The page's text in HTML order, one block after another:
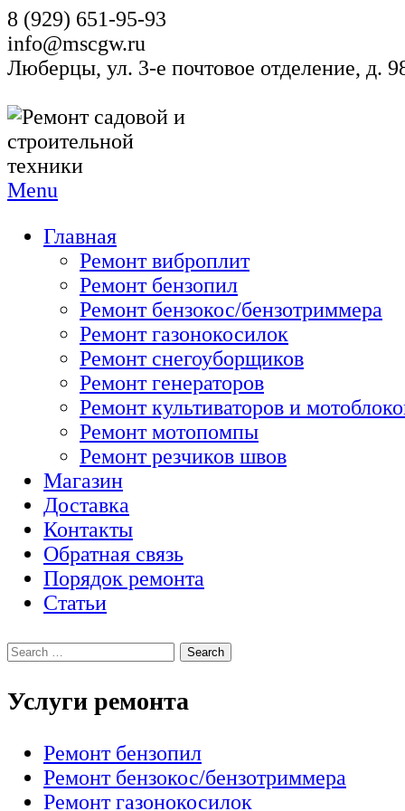
8 (929) 651-95-93
info@mscgw.ru
Люберцы, ул. 3-е почтовое отделение, д.
Menu
Главная
Ремонт виброплит
Ремонт бензопил
Ремонт бензокос/бензотриммера
Ремонт газонокосилок
Ремонт снегоуборщиков
Ремонт генераторов
Ремонт культиваторов и
Ремонт мотопомпы
Ремонт резчиков швов
Магазин
Доставка
Контакты
Обратная связь
Порядок ремонта
Статьи
Услуги ремонта
Ремонт бензопил
Ремонт бензокос/бензотриммера
Ремонт газонокосилок